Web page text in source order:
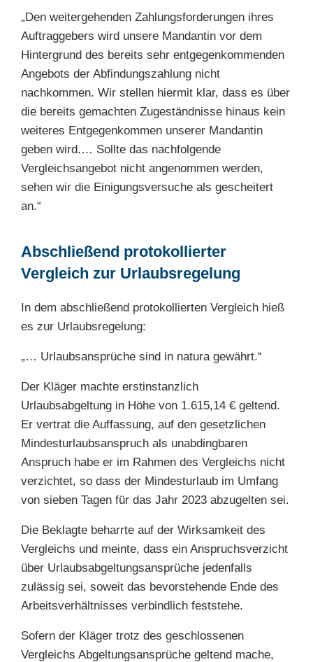
„Den weitergehenden Zahlungsforderungen ihres
Auftraggebers wird unsere Mandantin vor dem
Hintergrund des bereits sehr entgegenkommenden
Angebots der Abfindungszahlung nicht
nachkommen. Wir stellen hiermit klar, dass es über
die bereits gemachten Zugeständnisse hinaus kein
weiteres Entgegenkommen unserer Mandantin
geben wird.… Sollte das nachfolgende
Vergleichsangebot nicht angenommen werden,
sehen wir die Einigungsversuche als gescheitert
an.“
Abschließend protokollierter
Vergleich zur Urlaubsregelung
In dem abschließend protokollierten Vergleich hieß
es zur Urlaubsregelung:
„… Urlaubsansprüche sind in natura gewährt.“
Der Kläger machte erstinstanzlich
Urlaubsabgeltung in Höhe von 1.615,14 € geltend.
Er vertrat die Auffassung, auf den gesetzlichen
Mindesturlaubsanspruch als unabdingbaren
Anspruch habe er im Rahmen des Vergleichs nicht
verzichtet, so dass der Mindesturlaub im Umfang
von sieben Tagen für das Jahr 2023 abzugelten sei.
Die Beklagte beharrte auf der Wirksamkeit des
Vergleichs und meinte, dass ein Anspruchsverzicht
über Urlaubsabgeltungsansprüche jedenfalls
zulässig sei, soweit das bevorstehende Ende des
Arbeitsverhältnisses verbindlich feststehe.
Sofern der Kläger trotz des geschlossenen
Vergleichs Abgeltungsansprüche geltend mache,